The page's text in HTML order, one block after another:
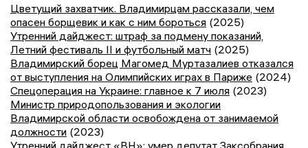
Цветущий захватчик. Владимирцам рассказали, чем
опасен борщевик и как с ним бороться (2025)
Утренний дайджест: штраф за подмену показаний,
Летний фестиваль II и футбольный матч (2025)
Владимирский борец Магомед Муртазалиев отказался
от выступления на Олимпийских играх в Париже (2024)
Спецоперация на Украине: главное к 7 июля (2023)
Министр природопользования и экологии
Владимирской области освобождена от занимаемой
должности (2023)
Утренний дайджест «ВН»: умер депутат Заксобрания